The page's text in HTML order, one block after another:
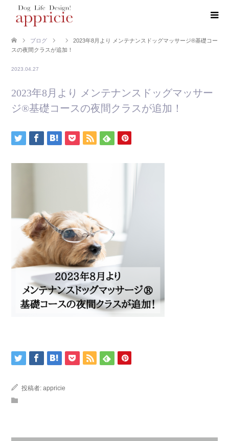
ブログ
2023年8月より メンテナンスドッグマッサージ®基礎コー
スの夜間クラスが追加！
2023.04.27
2023年8月より メンテナンスドッグマッサー
ジ®基礎コースの夜間クラスが追加！
投稿者: appricie